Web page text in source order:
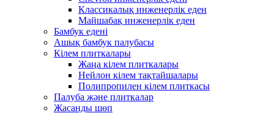
Классикалық инженерлік еден
Майшабақ инженерлік еден
Бамбук едені
Ашық бамбук палубасы
Кілем плиткалары
Жаңа кілем плиткалары
Нейлон кілем тақтайшалары
Полипропилен кілем плиткасы
Палуба және плиткалар
Жасанды шөп